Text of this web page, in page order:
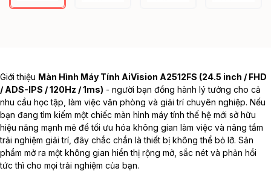
Giới thiệu Màn Hình Máy Tính AiVision A2512FS (24.5 inch / FHD
/ ADS-IPS / 120Hz / 1ms) - người bạn đồng hành lý tưởng cho cả
nhu cầu học tập, làm việc văn phòng và giải trí chuyên nghiệp. Nếu
bạn đang tìm kiếm một chiếc màn hình máy tính thế hệ mới sở hữu
hiệu năng mạnh mẽ để tối ưu hóa không gian làm việc và nâng tầm
trải nghiệm giải trí, đây chắc chắn là thiết bị không thể bỏ lỡ. Sản
phẩm mở ra một không gian hiển thị rộng mở, sắc nét và phản hồi
tức thì cho mọi trải nghiệm của bạn.